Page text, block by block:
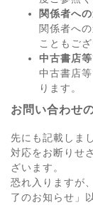
関係者へ
関係者へ
こともござ
中古書店
中古書店
ります。
お問い合わせ
先にも記載しま
対応をお断りせ
ざいます。
恐れ入りますが
了のお知らせ」